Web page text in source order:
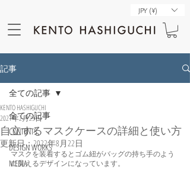
JPY (¥)
記事
全ての記事
CONTENTS
DESIGN WORKS
MEDIA
全ての記事
自立するマスクケースの詳細と使い方
KENTO HASHIGUCHI
2021年2月25日
更新日：2022年8月22日
マスクを装着するとゴム紐がバッグの持ち手のよう
に見えるデザインになっています。